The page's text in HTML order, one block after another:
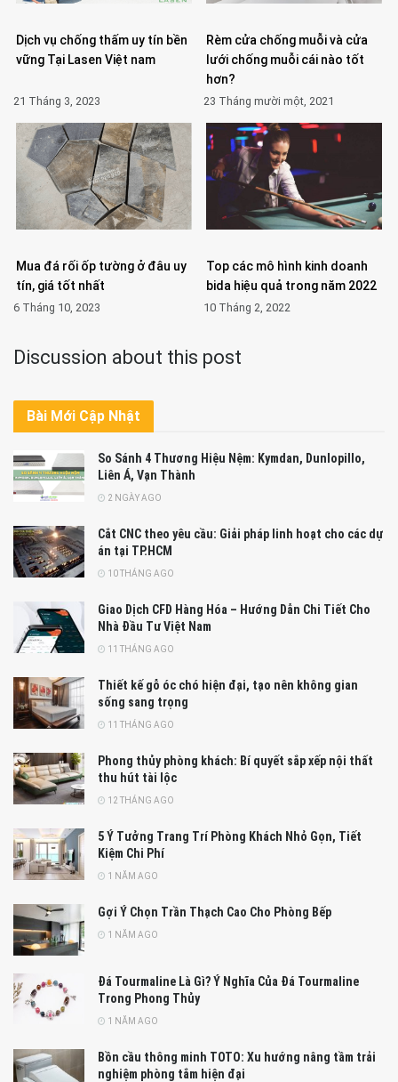
Dịch vụ chống thấm uy tín bền
vững Tại Lasen Việt nam
21 Tháng 3, 2023
Rèm cửa chống muỗi và cửa
lưới chống muỗi cái nào tốt
hơn?
23 Tháng mười một, 2021
Mua đá rối ốp tường ở đâu uy
tín, giá tốt nhất
6 Tháng 10, 2023
Top các mô hình kinh doanh
bida hiệu quả trong năm 2022
10 Tháng 2, 2022
Discussion about this post
Bài Mới Cập Nhật
So Sánh 4 Thương Hiệu Nệm: Kymdan, Dunlopillo,
Liên Á, Vạn Thành
2 NGÀY AGO
Cắt CNC theo yêu cầu: Giải pháp linh hoạt cho các dự
án tại TP.HCM
10 THÁNG AGO
Giao Dịch CFD Hàng Hóa – Hướng Dẫn Chi Tiết Cho
Nhà Đầu Tư Việt Nam
11 THÁNG AGO
Thiết kế gỗ óc chó hiện đại, tạo nên không gian
sống sang trọng
11 THÁNG AGO
Phong thủy phòng khách: Bí quyết sắp xếp nội thất
thu hút tài lộc
12 THÁNG AGO
5 Ý Tưởng Trang Trí Phòng Khách Nhỏ Gọn, Tiết
Kiệm Chi Phí
1 NĂM AGO
Gợi Ý Chọn Trần Thạch Cao Cho Phòng Bếp
1 NĂM AGO
Đá Tourmaline Là Gì? Ý Nghĩa Của Đá Tourmaline
Trong Phong Thủy
1 NĂM AGO
Bồn cầu thông minh TOTO: Xu hướng nâng tầm trải
nghiệm phòng tắm hiện đại